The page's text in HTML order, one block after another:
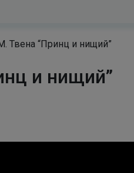
Твена “Принц и нищий”
и нищий”